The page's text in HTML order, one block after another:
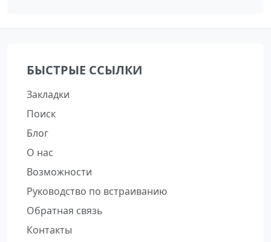
БЫСТРЫЕ ССЫЛКИ
Закладки
Поиск
Блог
О нас
Возможности
Руководство по встраиванию
Обратная связь
Контакты